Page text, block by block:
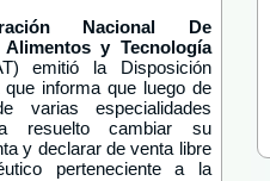
Nacional De
Alimentos y Tecnología
emitió la Disposición
informa que luego de
varias especialidades
resuelto cambiar su
y declarar de venta libre
perteneciente a la